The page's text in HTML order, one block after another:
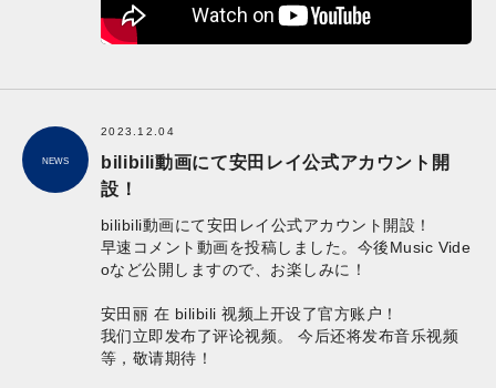
NEWS
2023.12.04
bilibili動画にて安田レイ公式アカウント開
設！
bilibili動画にて安田レイ公式アカウント開設！
早速コメント動画を投稿しました。今後Music Vide
oなど公開しますので、お楽しみに！
安田丽 在 bilibili 视频上开设了官方账户！
我们立即发布了评论视频。 今后还将发布音乐视频
等，敬请期待！